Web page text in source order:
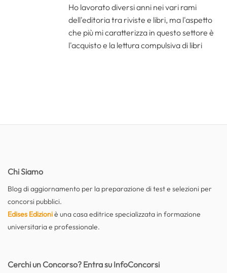
Ho lavorato diversi anni nei vari rami
dell'editoria tra riviste e libri, ma l'aspetto
che più mi caratterizza in questo settore è
l'acquisto e la lettura compulsiva di libri
Chi Siamo
Blog di aggiornamento per la preparazione di test e selezioni per
concorsi pubblici.
Edises Edizioniè una casa editrice specializzata in formazione
universitaria e professionale.
Cerchi un Concorso? Entra su InfoConcorsi